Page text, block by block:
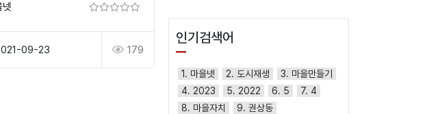
넷
09-23 179
인기검색어
1. 마을넷 2. 도시재생
3. 마을만들기
4. 2023
5. 2022 6. 5
7. 4
8. 마을자치
9. 권상동